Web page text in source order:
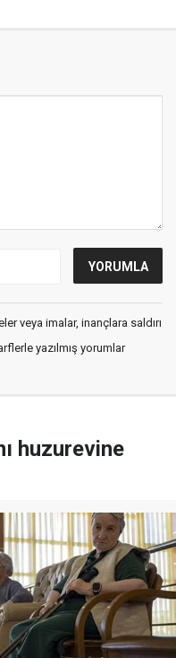
veya imalar, inançlara saldırı
yazılmış yorumlar
huzurevine